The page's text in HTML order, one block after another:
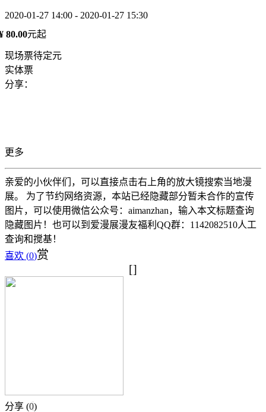
2020-01-27 14:00 - 2020-01-27 15:30
80.00元起
现场票待定元
实体票
分享：
更多
亲爱的小伙伴们，可以直接点击右上角的放大镜搜索当地漫
展。 为了节约网络资源，本站已经隐藏部分暂未合作的宣传
图片，可以使用微信公众号：aimanzhan，输入本文标题查询
隐藏图片！也可以到爱漫展漫友福利QQ群：1142082510人工
查询和搅基！
喜欢 (0)赏
[]
分享 (0)